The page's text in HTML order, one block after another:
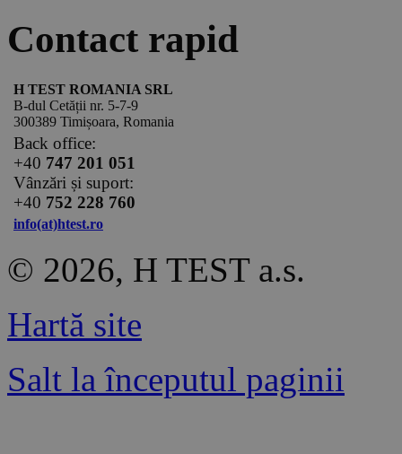
Contact rapid
H TEST ROMANIA SRL
B-dul Cetății nr. 5-7-9
300389 Timișoara, Romania
Back office:
+40 747 201 051
Vânzări și suport:
+40 752 228 760
info(at)htest.ro
© 2026, H TEST a.s.
Hartă site
Salt la începutul paginii